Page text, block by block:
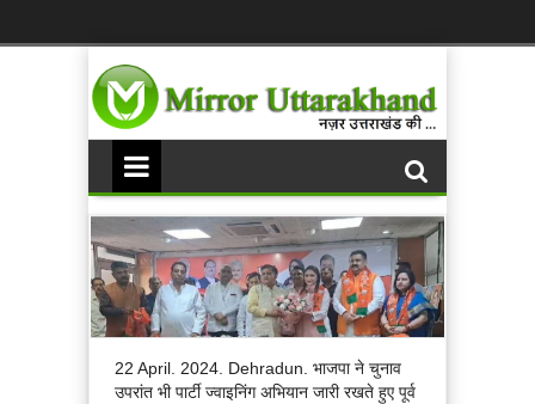
22 April. 2024. Dehradun. भाजपा ने चुनाव
उपरांत भी पार्टी ज्वाइनिंग अभियान जारी रखते हुए पूर्व